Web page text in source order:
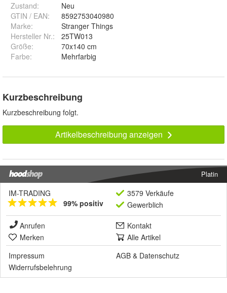
Zustand:
Neu
GTIN / EAN:
8592753040980
Marke:
Stranger Things
Hersteller Nr.:
25TW013
Größe:
70x140 cm
Farbe: Mehrfarbig
Kurzbeschreibung
Kurzbeschreibung folgt.
Artikelbeschreibung anzeigen
Platin
IM-TRADING
99% positiv
3579 Verkäufe
Gewerblich
Anrufen
Kontakt
Merken
Alle Artikel
Impressum
AGB & Datenschutz
Widerrufsbelehrung